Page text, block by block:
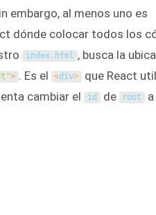
embargo, al menos uno es
dónde colocar todos los
index. html , busca la
> . Es el <div>
que React
cambiar el
id de root